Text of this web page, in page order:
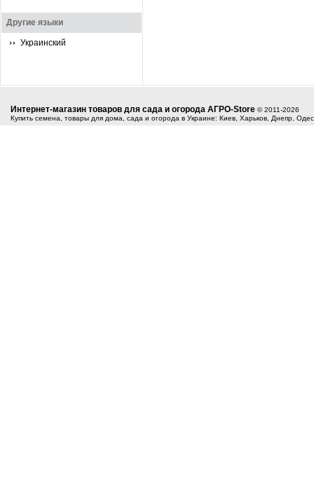
Другие языки
Украинский
Интернет-магазин товаров для сада и огорода АГРО-Store © 2011-2026
Купить семена, товары для дома, сада и огорода в Украине: Киев, Харьков, Днепр,